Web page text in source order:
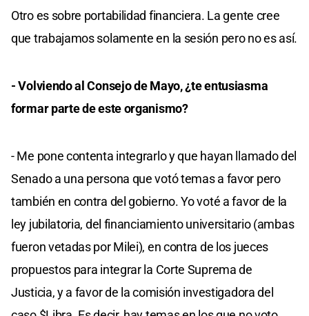
Otro es sobre portabilidad financiera. La gente cree
que trabajamos solamente en la sesión pero no es así.
- Volviendo al Consejo de Mayo, ¿te entusiasma
formar parte de este organismo?
- Me pone contenta integrarlo y que hayan llamado del
Senado a una persona que votó temas a favor pero
también en contra del gobierno. Yo voté a favor de la
ley jubilatoria, del financiamiento universitario (ambas
fueron vetadas por Milei), en contra de los jueces
propuestos para integrar la Corte Suprema de
Justicia, y a favor de la comisión investigadora del